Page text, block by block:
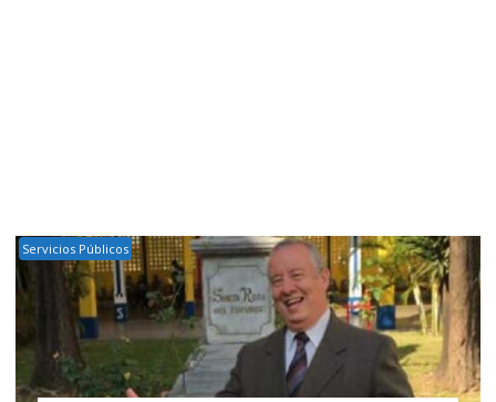
Servicios Públicos